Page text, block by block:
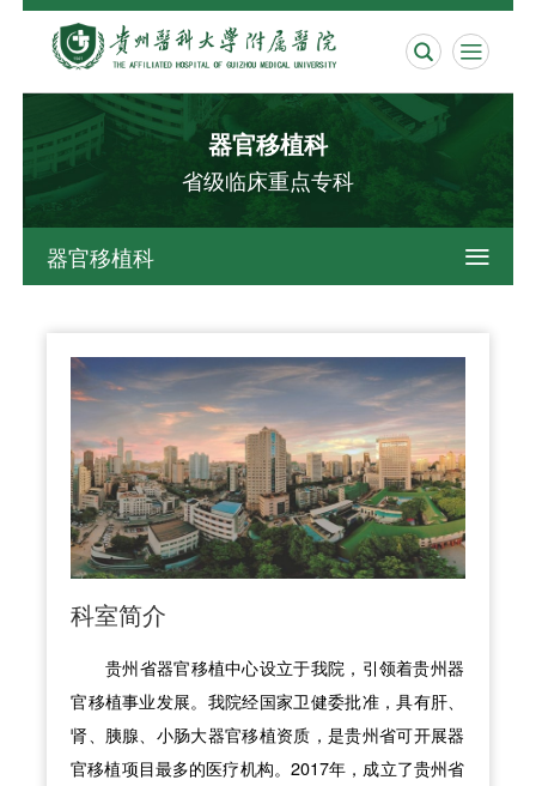
 
器官移植科
省级临床重点专科
器官移植科 
科室简介
贵州省器官移植中心设立于我院，引领着贵州器
官移植事业发展。我院经国家卫健委批准，具有肝、
肾、胰腺、小肠大器官移植资质，是贵州省可开展器
官移植项目最多的医疗机构。2017年，成立了贵州省